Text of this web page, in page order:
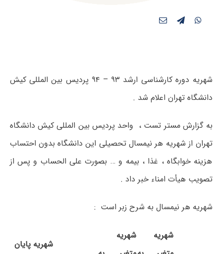
شهریه دوره کارشناسی ارشد ۹۳ – ۹۴ پردیس بین المللی کیش
دانشگاه تهران اعلام شد .
به گزارش مستر تست ، واحد پردیس بین المللی کیش دانشگاه
تهران از شهریه هر نیمسال تحصیلی این دانشگاه بدون احتساب
هزینه خوابگاه ، غذا ، بیمه و … بصورت علی الحساب و پس از
تصویب هیأت امناء خبر داد .
شهریه هر نیمسال به شرح زبر است :
شهریه
شهریه
شهریه پایان